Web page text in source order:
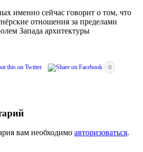
именно сейчас говорит о том, что
отношения за пределами
Запада архитектуры
0
вам необходимо авторизоваться.